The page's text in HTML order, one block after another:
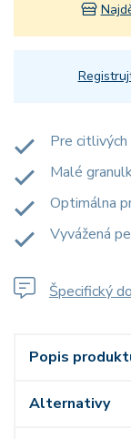
Pre
Malé
Optimálna
Vyvážená
Špecifický
Popis
Alternativy